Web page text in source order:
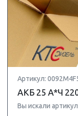
Артикул:
АКБ 25 A*Ч
Вы искали артикул